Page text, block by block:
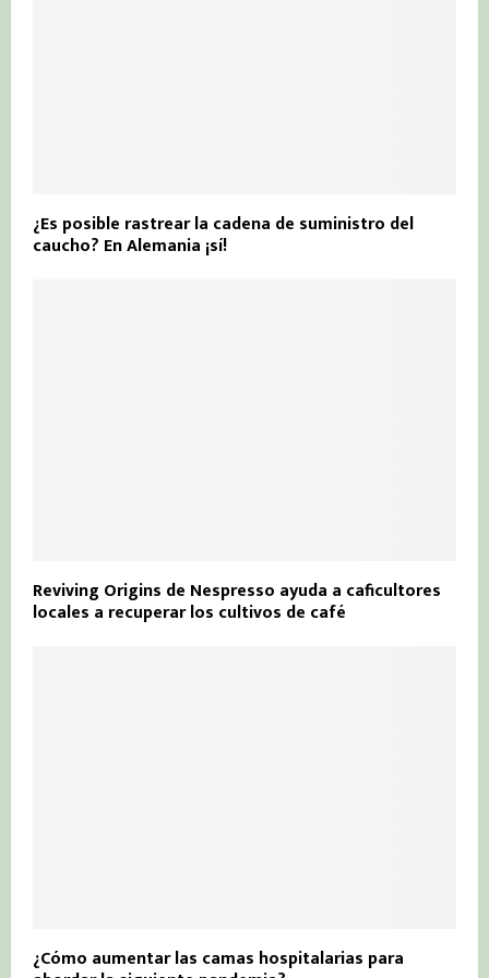
¿Es posible rastrear la cadena de suministro del
caucho? En Alemania ¡sí!
Reviving Origins de Nespresso ayuda a caficultores
locales a recuperar los cultivos de café
¿Cómo aumentar las camas hospitalarias para